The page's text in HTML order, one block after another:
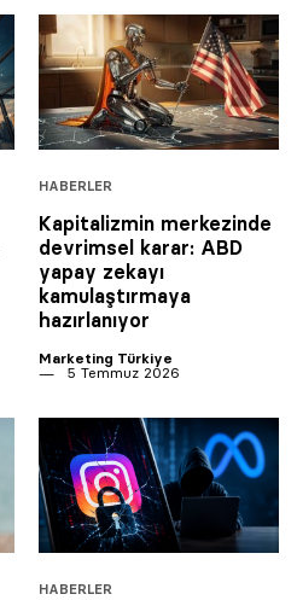
HABERLER
Kapitalizmin merkezinde
devrimsel karar: ABD
yapay zekayı
kamulaştırmaya
hazırlanıyor
Marketing Türkiye
5 Temmuz 2026
HABERLER